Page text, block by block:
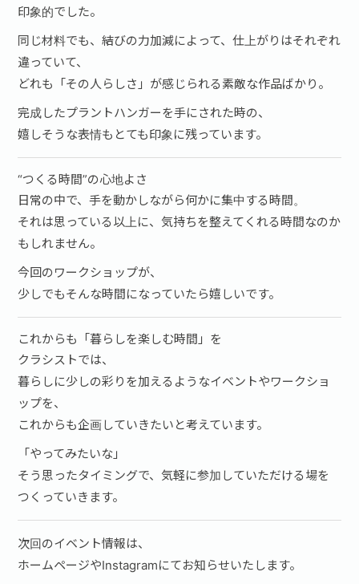
印象的でした。
同じ材料でも、結びの力加減によって、仕上がりはそれぞれ
違っていて、
どれも「その人らしさ」が感じられる素敵な作品ばかり。
完成したプラントハンガーを手にされた時の、
嬉しそうな表情もとても印象に残っています。
“つくる時間”の心地よさ
日常の中で、手を動かしながら何かに集中する時間。
それは思っている以上に、気持ちを整えてくれる時間なのか
もしれません。
今回のワークショップが、
少しでもそんな時間になっていたら嬉しいです。
これからも「暮らしを楽しむ時間」を
クラシストでは、
暮らしに少しの彩りを加えるようなイベントやワークショ
ップを、
これからも企画していきたいと考えています。
「やってみたいな」
そう思ったタイミングで、気軽に参加していただける場を
つくっていきます。
次回のイベント情報は、
ホームページやInstagramにてお知らせいたします。